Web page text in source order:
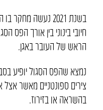
חיובי בינוני בין אורך הפס
הראש של העובר באגן.
נמצא שהפס הסגול יופיע
צירים ספונטניים מאשר
בהשראה או בזירוז.